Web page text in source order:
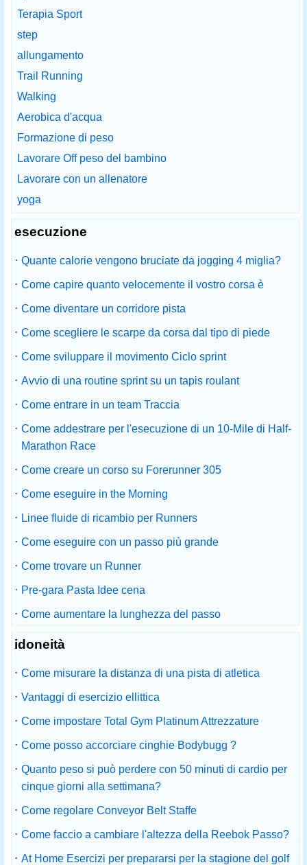
Terapia Sport
step
allungamento
Trail Running
Walking
Aerobica d'acqua
Formazione di peso
Lavorare Off peso del bambino
Lavorare con un allenatore
yoga
esecuzione
· Quante calorie vengono bruciate da jogging 4 miglia?
· Come capire quanto velocemente il vostro corsa è
· Come diventare un corridore pista
· Come scegliere le scarpe da corsa dal tipo di piede
· Come sviluppare il movimento Ciclo sprint
· Avvio di una routine sprint su un tapis roulant
· Come entrare in un team Traccia
· Come addestrare per l'esecuzione di un 10-Mile di Half-
Marathon Race
· Come creare un corso su Forerunner 305
· Come eseguire in the Morning
· Linee fluide di ricambio per Runners
· Come eseguire con un passo più grande
· Come trovare un Runner
· Pre-gara Pasta Idee cena
· Come aumentare la lunghezza del passo
idoneità
· Come misurare la distanza di una pista di atletica
· Vantaggi di esercizio ellittica
· Come impostare Total Gym Platinum Attrezzature
· Come posso accorciare cinghie Bodybugg ?
· Quanto peso si può perdere con 50 minuti di cardio per
cinque giorni alla settimana?
· Come regolare Conveyor Belt Staffe
· Come faccio a cambiare l'altezza della Reebok Passo?
· At Home Esercizi per prepararsi per la stagione del golf